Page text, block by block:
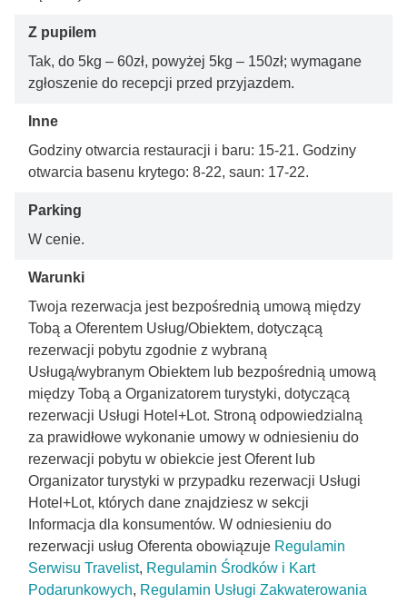
Z pupilem
Tak, do 5kg – 60zł, powyżej 5kg – 150zł; wymagane
zgłoszenie do recepcji przed przyjazdem.
Inne
Godziny otwarcia restauracji i baru: 15-21. Godziny
otwarcia basenu krytego: 8-22, saun: 17-22.
Parking
W cenie.
Warunki
Twoja rezerwacja jest bezpośrednią umową między
Tobą a Oferentem Usług/Obiektem, dotyczącą
rezerwacji pobytu zgodnie z wybraną
Usługą/wybranym Obiektem lub bezpośrednią umową
między Tobą a Organizatorem turystyki, dotyczącą
rezerwacji Usługi Hotel+Lot. Stroną odpowiedzialną
za prawidłowe wykonanie umowy w odniesieniu do
rezerwacji pobytu w obiekcie jest Oferent lub
Organizator turystyki w przypadku rezerwacji Usługi
Hotel+Lot, których dane znajdziesz w sekcji
Informacja dla konsumentów. W odniesieniu do
rezerwacji usług Oferenta obowiązuje Regulamin
Serwisu Travelist, Regulamin Środków i Kart
Podarunkowych, Regulamin Usługi Zakwaterowania